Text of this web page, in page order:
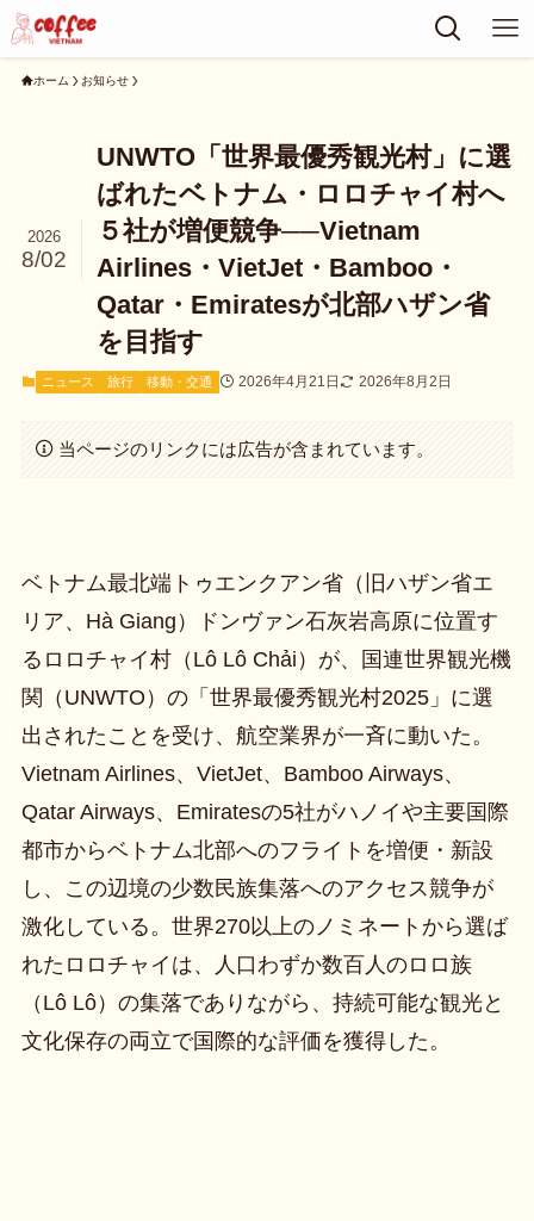
ホーム お知らせ
UNWTO「世界最優秀観光村」に選
ばれたベトナム・ロロチャイ村へ
５社が増便競争──Vietnam
Airlines・VietJet・Bamboo・
Qatar・Emiratesが北部ハザン省
を目指す
2026
8/02
ニュース 旅行 移動・交通 2026年4月21日 2026年8月2日
当ページのリンクには広告が含まれています。
ベトナム最北端トゥエンクアン省（旧ハザン省エ
リア、Hà Giang）ドンヴァン石灰岩高原に位置す
るロロチャイ村（Lô Lô Chải）が、国連世界観光機
関（UNWTO）の「世界最優秀観光村2025」に選
出されたことを受け、航空業界が一斉に動いた。
Vietnam Airlines、VietJet、Bamboo Airways、
Qatar Airways、Emiratesの5社がハノイや主要国際
都市からベトナム北部へのフライトを増便・新設
し、この辺境の少数民族集落へのアクセス競争が
激化している。世界270以上のノミネートから選ば
れたロロチャイは、人口わずか数百人のロロ族
（Lô Lô）の集落でありながら、持続可能な観光と
文化保存の両立で国際的な評価を獲得した。